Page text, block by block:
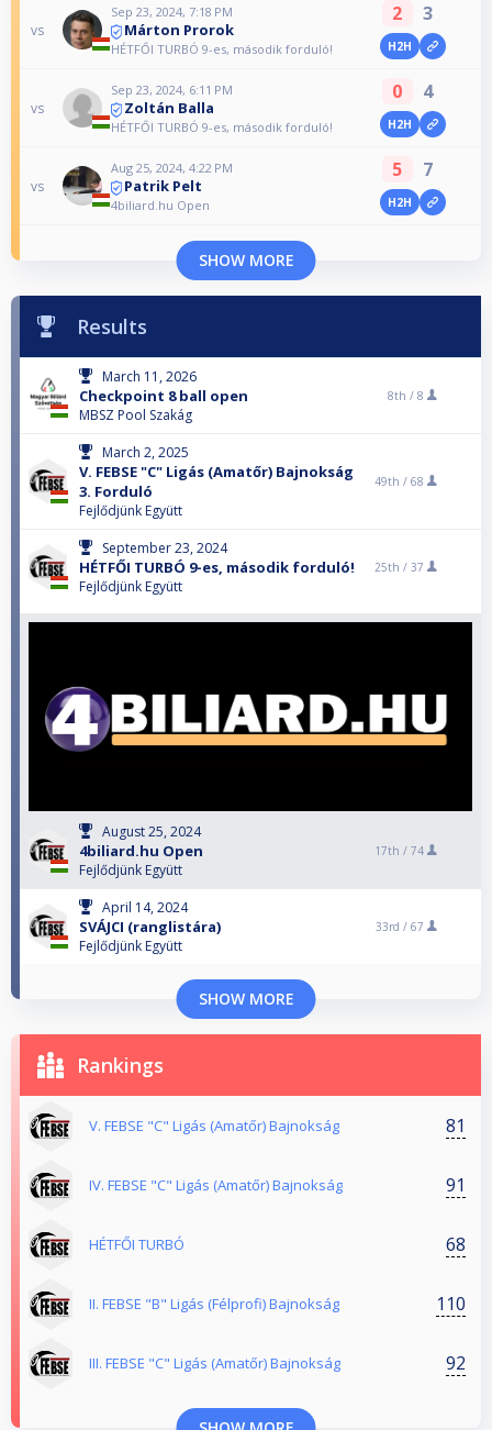
vs
Sep 23, 2024, 7:18 PM
Márton Prorok
HÉTFŐI TURBÓ 9-es, második forduló!
2 3
H2H
vs
Sep 23, 2024, 6:11 PM
Zoltán Balla
HÉTFŐI TURBÓ 9-es, második forduló!
0 4
H2H
vs
Aug 25, 2024, 4:22 PM
Patrik Pelt
4biliard.hu Open
5 7
H2H
SHOW MORE
Results
March 11, 2026
Checkpoint 8 ball open
MBSZ Pool Szakág
8th / 8
March 2, 2025
V. FEBSE "C" Ligás (Amatőr) Bajnokság
3. Forduló
Fejlődjünk Együtt
49th / 68
September 23, 2024
HÉTFŐI TURBÓ 9-es, második forduló!
Fejlődjünk Együtt
25th / 37
August 25, 2024
4biliard.hu Open
Fejlődjünk Együtt
17th / 74
April 14, 2024
SVÁJCI (ranglistára)
Fejlődjünk Együtt
33rd / 67
SHOW MORE
Rankings
V. FEBSE "C" Ligás (Amatőr) Bajnokság 81
IV. FEBSE "C" Ligás (Amatőr) Bajnokság 91
HÉTFŐI TURBÓ 68
II. FEBSE "B" Ligás (Félprofi) Bajnokság 110
III. FEBSE "C" Ligás (Amatőr) Bajnokság 92